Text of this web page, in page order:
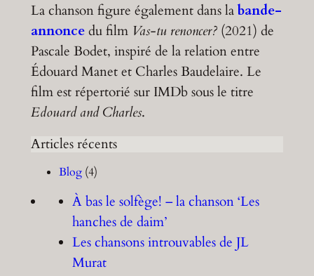
La chanson figure également dans labande-
annoncedu film Vas-tu renoncer?(2021) de
Pascale Bodet, inspiré de la relation entre
Édouard Manet et Charles Baudelaire. Le
film est répertorié sur IMDb sous le titre
Edouard and Charles.
Articles récents
Blog(4)
À bas le solfège! – la chanson ‘Les
hanches de daim’
Les chansons introuvables de JL
Murat